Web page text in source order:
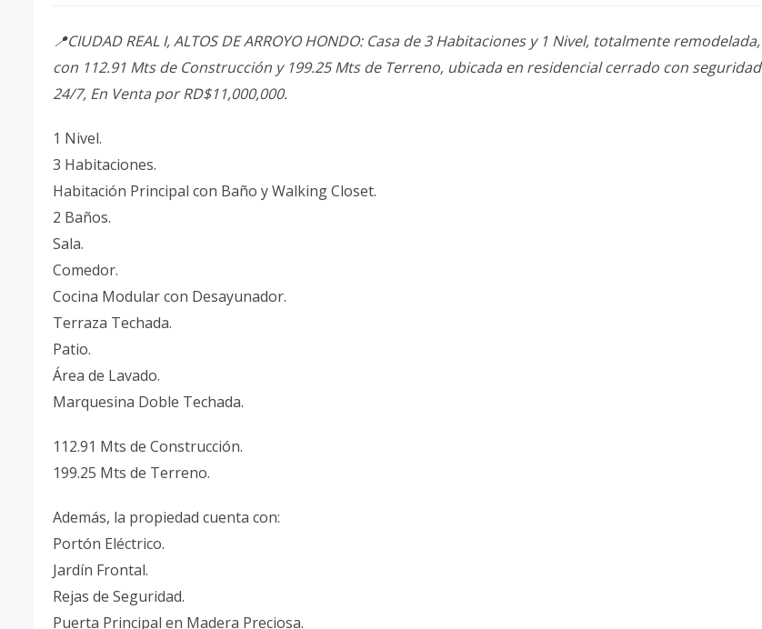
📍CIUDAD REAL I, ALTOS DE ARROYO HONDO: Casa de 3 Habitaciones y 1 Nivel, totalmente remodelada,
con 112.91 Mts de Construcción y 199.25 Mts de Terreno, ubicada en residencial cerrado con seguridad
24/7, En Venta por RD$11,000,000.
1 Nivel.
3 Habitaciones.
Habitación Principal con Baño y Walking Closet.
2 Baños.
Sala.
Comedor.
Cocina Modular con Desayunador.
Terraza Techada.
Patio.
Área de Lavado.
Marquesina Doble Techada.
112.91 Mts de Construcción.
199.25 Mts de Terreno.
Además, la propiedad cuenta con:
Portón Eléctrico.
Jardín Frontal.
Rejas de Seguridad.
Puerta Principal en Madera Preciosa.